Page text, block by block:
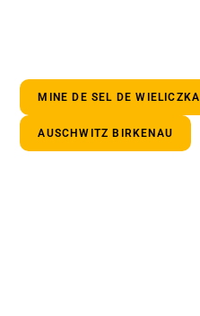
MINE DE SEL DE WIELICZKA
AUSCHWITZ BIRKENAU